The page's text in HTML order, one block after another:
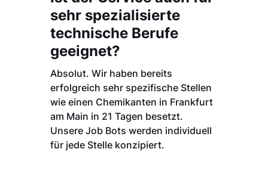
sehr spezialisierte
technische Berufe
geeignet?
Absolut. Wir haben bereits
erfolgreich sehr spezifische Stellen
wie einen Chemikanten in Frankfurt
am Main in 21 Tagen besetzt.
Unsere Job Bots werden individuell
für jede Stelle konzipiert.